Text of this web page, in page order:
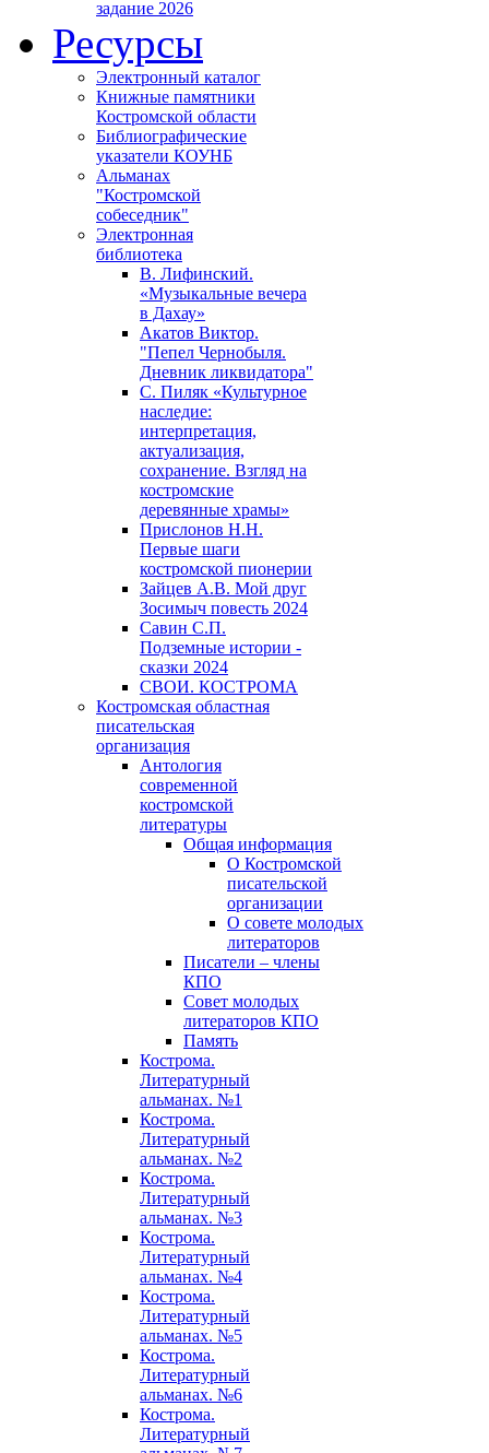
задание 2026
Ресурсы
Электронный каталог
Книжные памятники
Костромской области
Библиографические
указатели КОУНБ
Альманах
"Костромской
собеседник"
Электронная
библиотека
В. Лифинский.
«Музыкальные вечера
в Дахау»
Акатов Виктор.
"Пепел Чернобыля.
Дневник ликвидатора"
С. Пиляк «Культурное
наследие:
интерпретация,
актуализация,
сохранение. Взгляд на
костромские
деревянные храмы»
Прислонов Н.Н.
Первые шаги
костромской пионерии
Зайцев А.В. Мой друг
Зосимыч повесть 2024
Савин С.П.
Подземные истории -
сказки 2024
СВОИ. КОСТРОМА
Костромская областная
писательская
организация
Антология
современной
костромской
литературы
Общая информация
О Костромской
писательской
организации
О совете молодых
литераторов
Писатели – члены
КПО
Совет молодых
литераторов КПО
Память
Кострома.
Литературный
альманах. №1
Кострома.
Литературный
альманах. №2
Кострома.
Литературный
альманах. №3
Кострома.
Литературный
альманах. №4
Кострома.
Литературный
альманах. №5
Кострома.
Литературный
альманах. №6
Кострома.
Литературный